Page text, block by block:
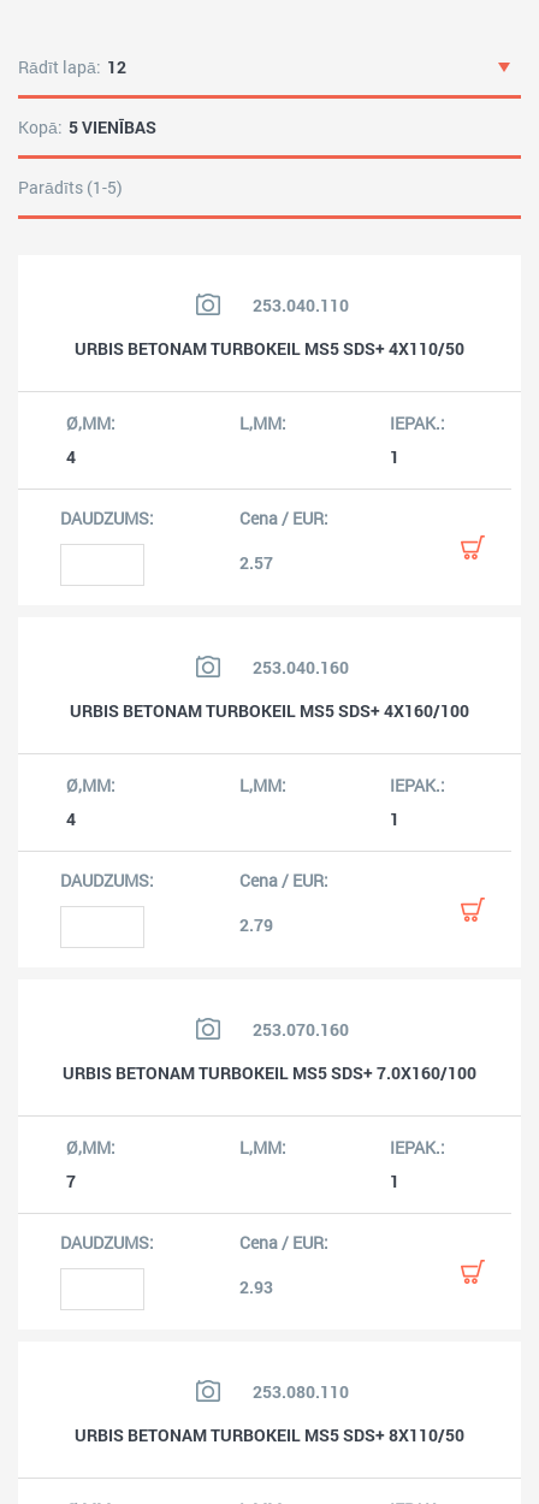
Rādīt lapā: 12
Kopā: 5 VIENĪBAS
Parādīts (1-5)
253.040.110
URBIS BETONAM TURBOKEIL MS5 SDS+ 4X110/50
4 1
2.57
253.040.160
URBIS BETONAM TURBOKEIL MS5 SDS+ 4X160/100
4 1
2.79
253.070.160
URBIS BETONAM TURBOKEIL MS5 SDS+ 7.0X160/100
7 1
2.93
253.080.110
URBIS BETONAM TURBOKEIL MS5 SDS+ 8X110/50